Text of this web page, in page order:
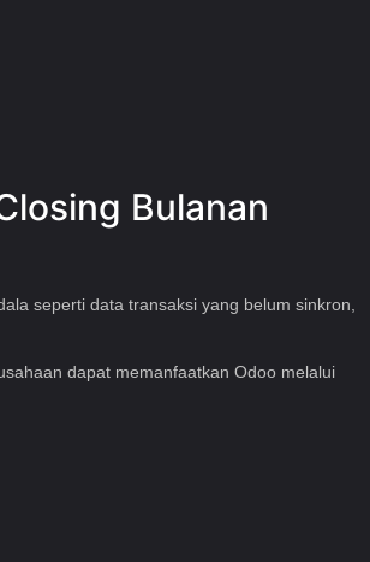
Bulanan
seperti data transaksi yang belum sinkron,
dapat memanfaatkan Odoo melalui